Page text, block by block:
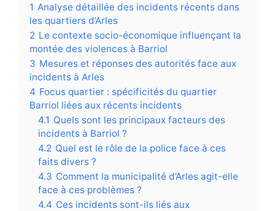
1 Analyse détaillée des incidents récents dans
les quartiers d’Arles
2 Le contexte socio-économique influençant la
montée des violences à Barriol
3 Mesures et réponses des autorités face aux
incidents à Arles
4 Focus quartier : spécificités du quartier
Barriol liées aux récents incidents
4.1 Quels sont les principaux facteurs des
incidents à Barriol ?
4.2 Quel est le rôle de la police face à ces
faits divers ?
4.3 Comment la municipalité d’Arles agit-elle
face à ces problèmes ?
4.4 Ces incidents sont-ils liés aux